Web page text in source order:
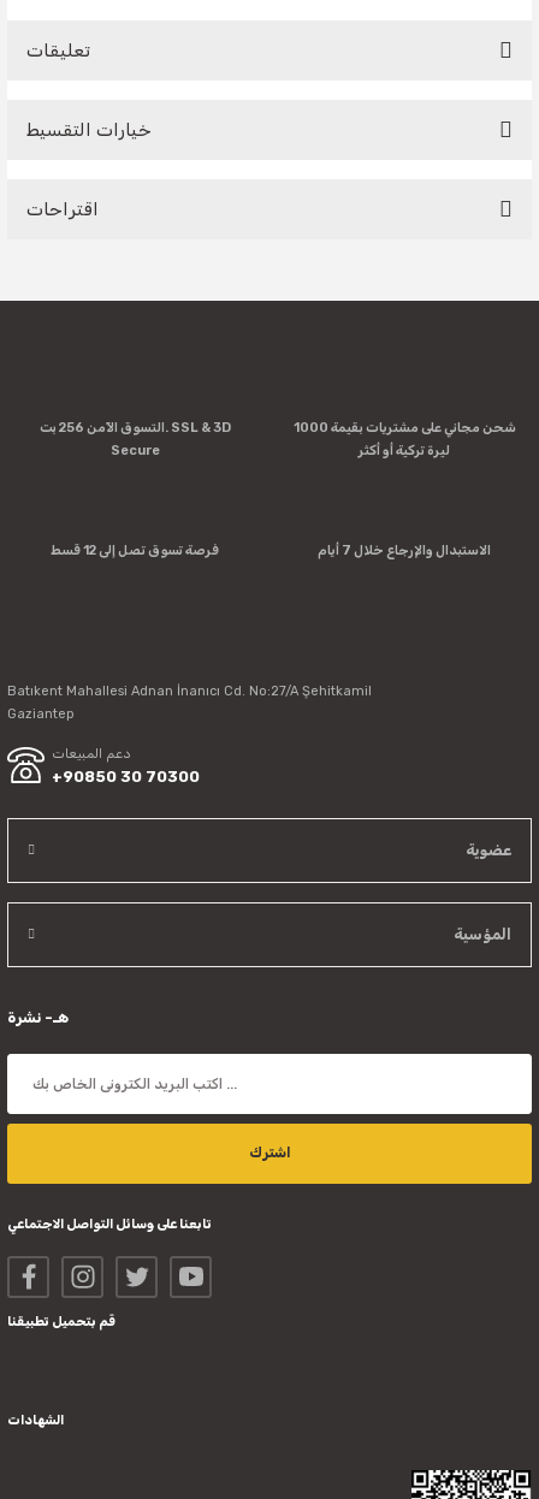
تعليقات
خيارات التقسيط
اقتراحات
product's price, image, description, or any other insufficient
Missing information in the product description.
There should be other alternatives to this product.
Send
التسوق الآمن 256 بت. SSL & 3D
Secure
شحن مجاني على مشتريات بقيمة 1000
ليرة تركية أو أكثر
فرصة تسوق تصل إلى 12 قسط الاستبدال والإرجاع خلال 7 أيام
Batıkent Mahallesi Adnan İnanıcı Cd. No:27/A Şehitkamil
Gaziantep
دعم المبيعات
+90850 30 70300
عضوية
المؤسية
هـ- نشرة
اشترك
تابعنا على وسائل التواصل الاجتماعي
قم بتحميل تطبيقنا
الشهادات